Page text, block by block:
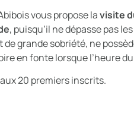
vous propose lavisite
, puisqu’il ne dépasse pas
grande sobriété, ne
en fonte lorsque l’heure
20 premiers inscrits.